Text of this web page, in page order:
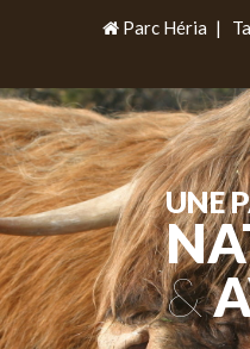
Parc Héria |
UNE
&